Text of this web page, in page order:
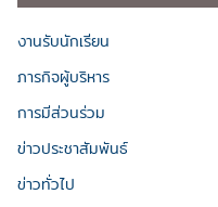
งานรับนักเรียน
ภารกิจผู้บริหาร
การมีส่วนร่วม
ข่าวประชาสัมพันธ์
ข่าวทั่วไป